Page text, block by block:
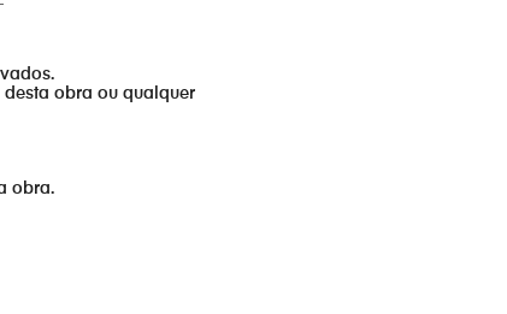
obra ou qualquer
obra.